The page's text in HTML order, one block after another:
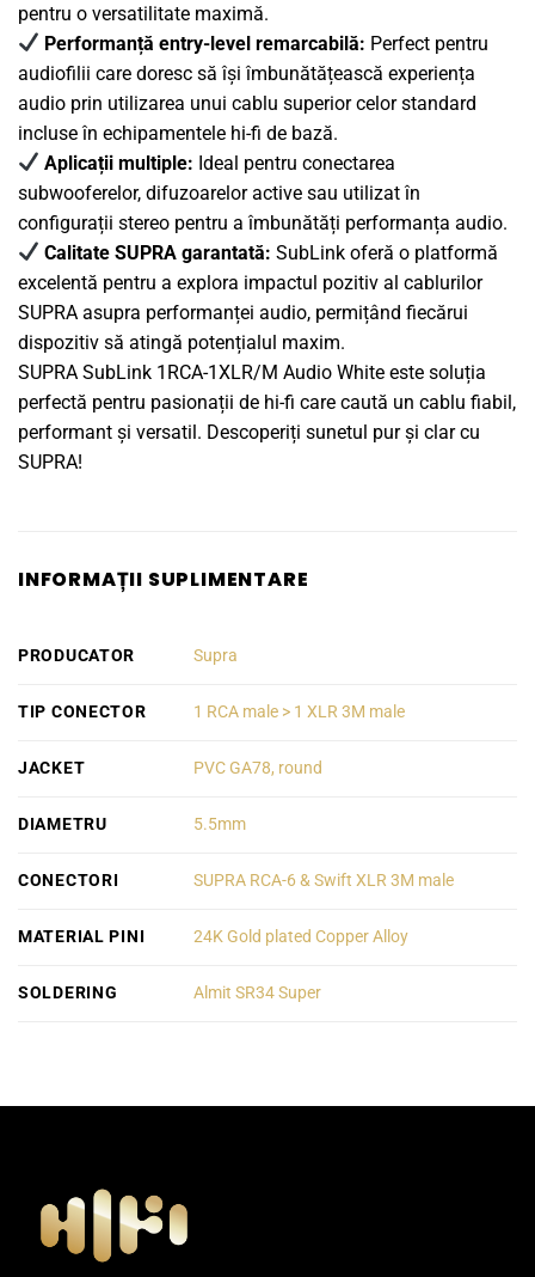
pentru o versatilitate maximă.
Performanță entry-level remarcabilă: Perfect pentru
audiofilii care doresc să își îmbunătățească experiența
audio prin utilizarea unui cablu superior celor standard
incluse în echipamentele hi-fi de bază.
Aplicații multiple: Ideal pentru conectarea
subwooferelor, difuzoarelor active sau utilizat în
configurații stereo pentru a îmbunătăți performanța audio.
Calitate SUPRA garantată: SubLink oferă o platformă
excelentă pentru a explora impactul pozitiv al cablurilor
SUPRA asupra performanței audio, permițând fiecărui
dispozitiv să atingă potențialul maxim.
SUPRA SubLink 1RCA-1XLR/M Audio White este soluția
perfectă pentru pasionații de hi-fi care caută un cablu fiabil,
performant și versatil. Descoperiți sunetul pur și clar cu
SUPRA!
INFORMAȚII SUPLIMENTARE
PRODUCATOR Supra
TIP CONECTOR 1 RCA male > 1 XLR 3M male
JACKET PVC GA78, round
DIAMETRU 5.5mm
CONECTORI SUPRA RCA-6 & Swift XLR 3M male
MATERIAL PINI 24K Gold plated Copper Alloy
SOLDERING Almit SR34 Super